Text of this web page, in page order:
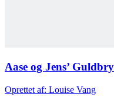
Aase og Jens’
Oprettet af: Louise Vang